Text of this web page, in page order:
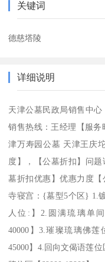
关键词
德慈塔陵
详细说明
天津公墓民政局销售中心
销售热线：王经理【服务
津万寿园公墓 天津王庆
度】，【公墓折扣】问
墓折扣优惠】优惠力度
寺寝宫：{墓型5个区} 1.
人位:】2.圆满琉璃单间
40000】3.璀璨琉璃佛莲
45000】4.回向文偈语莲